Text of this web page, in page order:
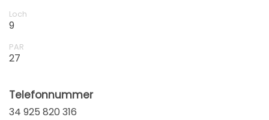
Loch
9
PAR
27
Telefonnummer
34 925 820 316